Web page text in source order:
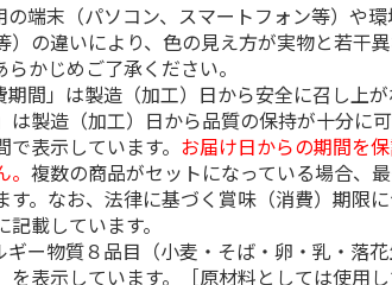
の端末（パソコン、スマートフォン等）や
）の違いにより、色の見え方が実物と若干
らかじめご了承ください。
期間」は製造（加工）日から安全に召し上
は製造（加工）日から品質の保持が十分に
で表示しています。 お届け日からの期間を
。複数の商品がセットになっている場合、
す。なお、法律に基づく賞味（消費）期限
記載しています。
ギー物質８品目（小麦・そば・卵・乳・落花
を表示しています。［原材料としては使用